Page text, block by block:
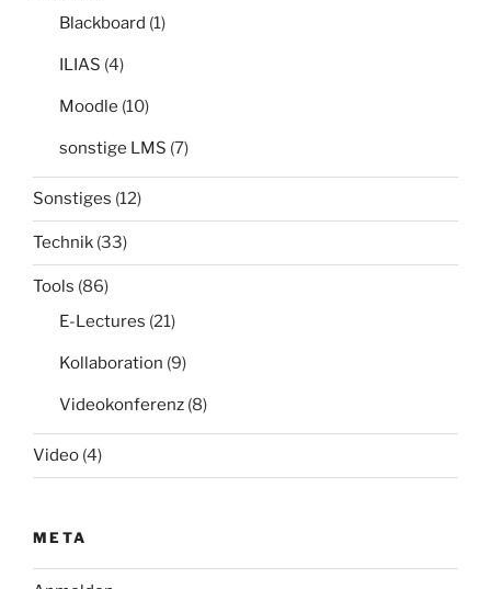
Blackboard (1)
ILIAS (4)
Moodle (10)
sonstige LMS (7)
Sonstiges (12)
Technik (33)
Tools (86)
E-Lectures (21)
Kollaboration (9)
Videokonferenz (8)
Video (4)
META